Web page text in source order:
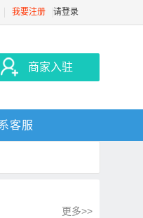
我要注册 请登录
商家入驻
客服
更多>>